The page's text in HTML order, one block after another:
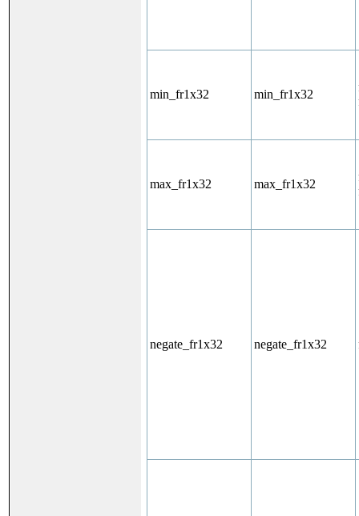
min_fr1x32 min_fr1x32
max_fr1x32 max_fr1x32
negate_fr1x32 negate_fr1x32